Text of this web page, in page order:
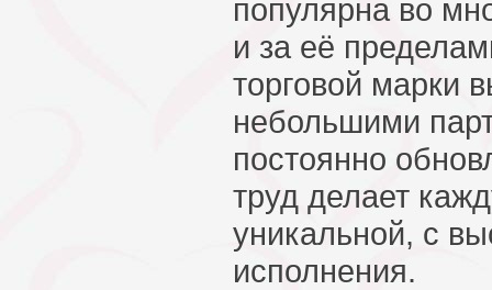
популярна во
и за её
торговой марки
небольшими
постоянно
труд делает
уникальной, с
исполнения.